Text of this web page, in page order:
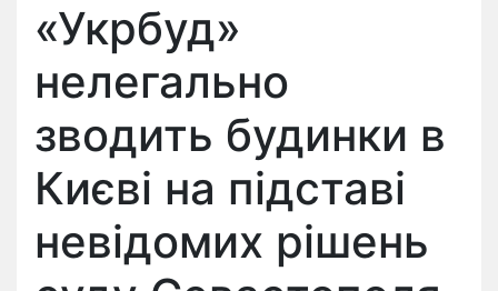
«Укрбуд»
нелегально
зводить будинки в
Києві на підставі
невідомих рішень